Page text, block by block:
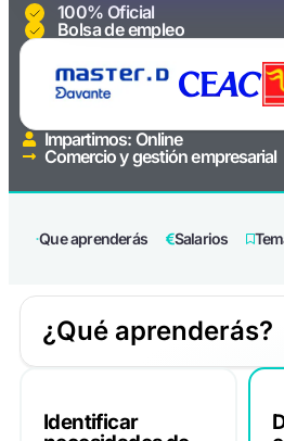
100% Oficial
Bolsa de empleo
Impartimos: Online
Comercio y gestión empresarial
Que aprenderás Salarios
¿Qué aprenderás?
Identificar